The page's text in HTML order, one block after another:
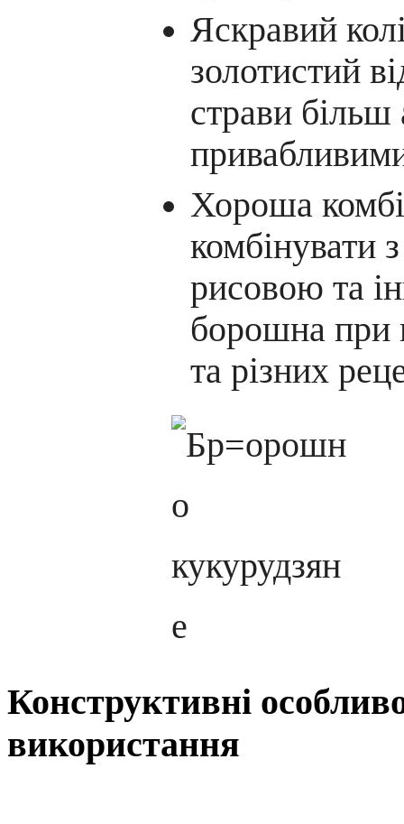
Яскравий
золотистий
страви
Хороша
комбінувати
рисовою та
борошна при
та різних
Конструктивні
використання